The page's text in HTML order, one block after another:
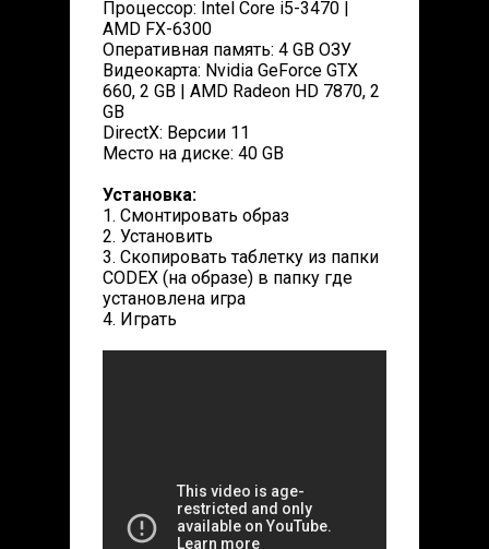
Процессор: Intel Core i5-3470 |
AMD FX-6300
Оперативная память: 4 GB ОЗУ
Видеокарта: Nvidia GeForce GTX
660, 2 GB | AMD Radeon HD 7870, 2
GB
DirectX: Версии 11
Место на диске: 40 GB
Установка:
1. Смонтировать образ
2. Установить
3. Скопировать таблетку из папки
CODEX (на образе) в папку где
установлена игра
4. Играть